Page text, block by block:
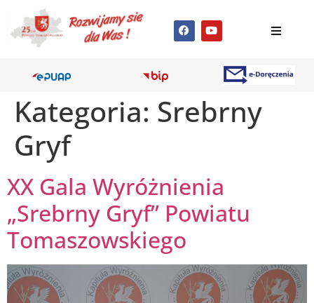
Kategoria: Srebrny
Gryf
XX Gala Wyróżnienia
„Srebrny Gryf” Powiatu
Tomaszowskiego